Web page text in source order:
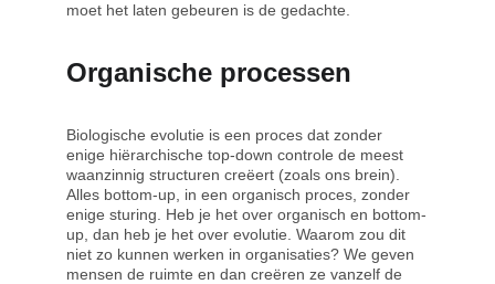
moet het laten gebeuren is de gedachte.
Organische processen
Biologische evolutie is een proces dat zonder
enige hiërarchische top-down controle de meest
waanzinnig structuren creëert (zoals ons brein).
Alles bottom-up, in een organisch proces, zonder
enige sturing. Heb je het over organisch en bottom-
up, dan heb je het over evolutie. Waarom zou dit
niet zo kunnen werken in organisaties? We geven
mensen de ruimte en dan creëren ze vanzelf de